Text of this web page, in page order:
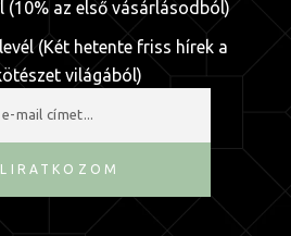
(10% az első vásárlásodból)
(Két hetente friss hírek a
világából)